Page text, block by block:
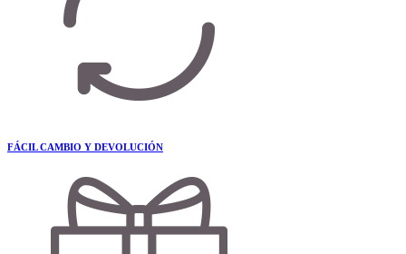
FÁCIL CAMBIO Y DEVOLUCIÓN